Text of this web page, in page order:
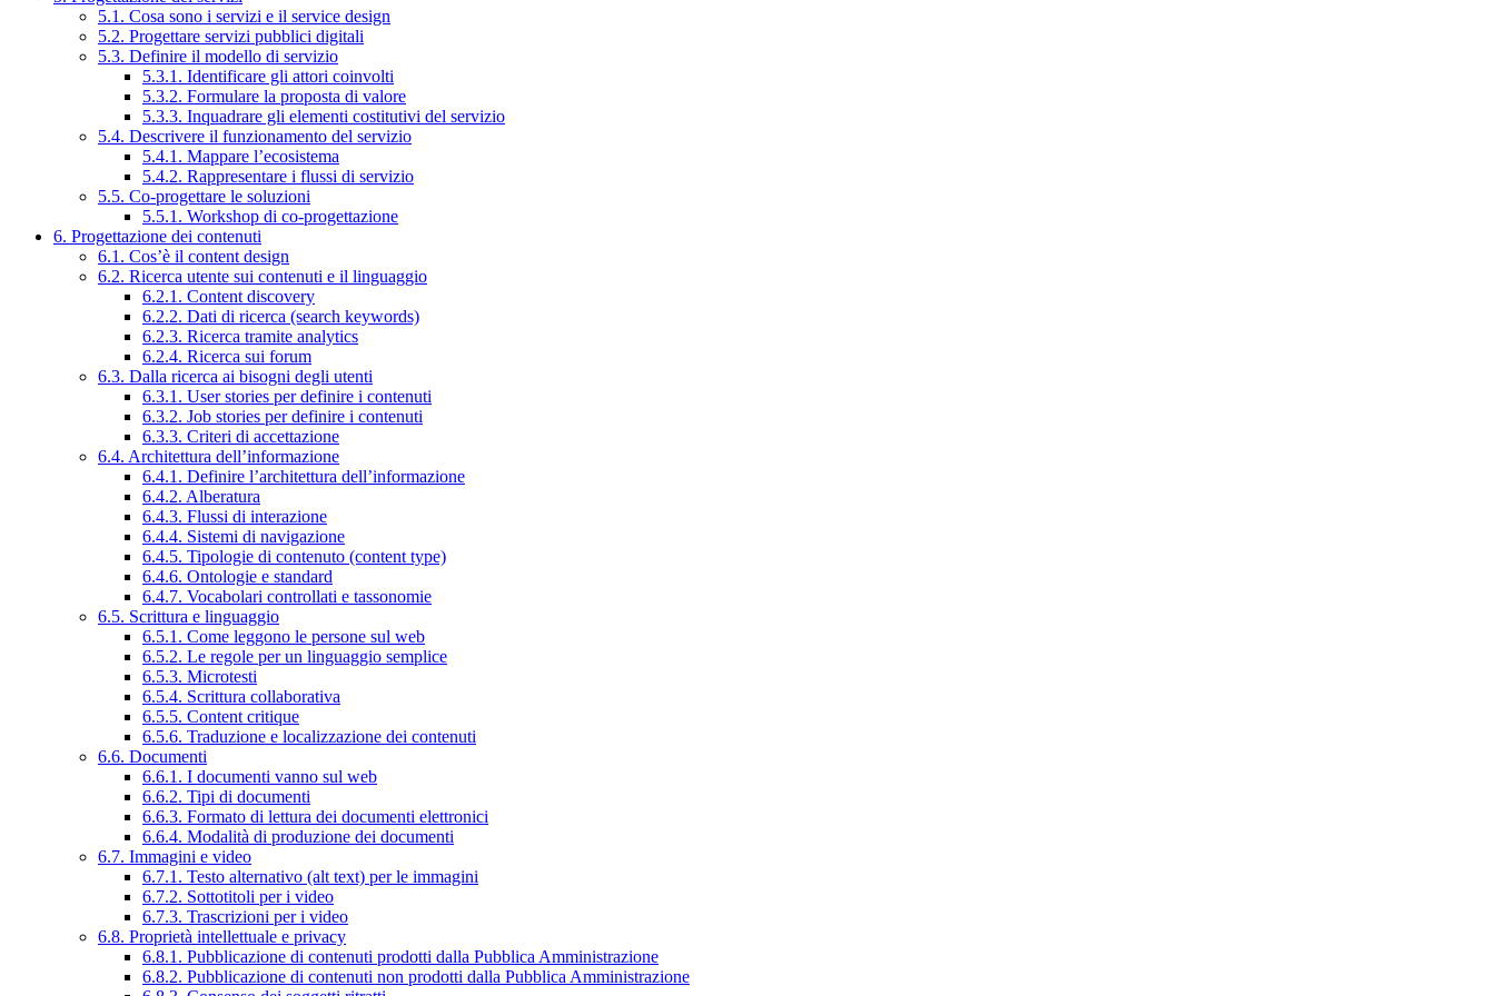
5.1. Cosa sono i servizi e il service design
5.2. Progettare servizi pubblici digitali
5.3. Definire il modello di servizio
5.3.1. Identificare gli attori coinvolti
5.3.2. Formulare la proposta di valore
5.3.3. Inquadrare gli elementi costitutivi del servizio
5.4. Descrivere il funzionamento del servizio
5.4.1. Mappare l’ecosistema
5.4.2. Rappresentare i flussi di servizio
5.5. Co-progettare le soluzioni
5.5.1. Workshop di co-progettazione
6. Progettazione dei contenuti
6.1. Cos’è il content design
6.2. Ricerca utente sui contenuti e il linguaggio
6.2.1. Content discovery
6.2.2. Dati di ricerca (search keywords)
6.2.3. Ricerca tramite analytics
6.2.4. Ricerca sui forum
6.3. Dalla ricerca ai bisogni degli utenti
6.3.1. User stories per definire i contenuti
6.3.2. Job stories per definire i contenuti
6.3.3. Criteri di accettazione
6.4. Architettura dell’informazione
6.4.1. Definire l’architettura dell’informazione
6.4.2. Alberatura
6.4.3. Flussi di interazione
6.4.4. Sistemi di navigazione
6.4.5. Tipologie di contenuto (content type)
6.4.6. Ontologie e standard
6.4.7. Vocabolari controllati e tassonomie
6.5. Scrittura e linguaggio
6.5.1. Come leggono le persone sul web
6.5.2. Le regole per un linguaggio semplice
6.5.3. Microtesti
6.5.4. Scrittura collaborativa
6.5.5. Content critique
6.5.6. Traduzione e localizzazione dei contenuti
6.6. Documenti
6.6.1. I documenti vanno sul web
6.6.2. Tipi di documenti
6.6.3. Formato di lettura dei documenti elettronici
6.6.4. Modalità di produzione dei documenti
6.7. Immagini e video
6.7.1. Testo alternativo (alt text) per le immagini
6.7.2. Sottotitoli per i video
6.7.3. Trascrizioni per i video
6.8. Proprietà intellettuale e privacy
6.8.1. Pubblicazione di contenuti prodotti dalla Pubblica Amministrazione
6.8.2. Pubblicazione di contenuti non prodotti dalla Pubblica Amministrazione